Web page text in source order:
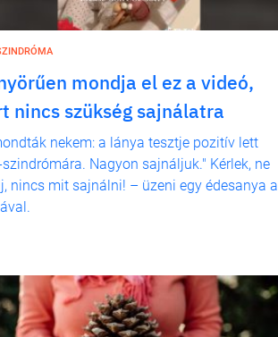
mondja el ez a videó,
nincs szükség sajnálatra
nekem: a lánya tesztje pozitív lett
szindrómára. Nagyon sajnáljuk." Kérlek, ne
nincs mit sajnálni! – üzeni egy édesanya a